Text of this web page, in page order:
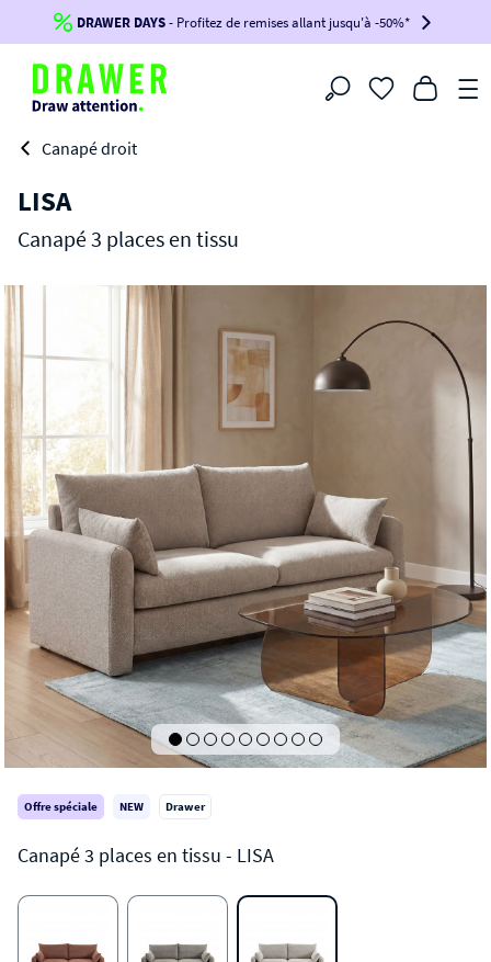
Jusqu'à-100€*sur votre commande !
BIKINI100
-voir conditions en bas de page-
DRAWER DAYS- Profitez de remises allant jusqu'à -50%*
Filtrer
Canapé droit
LISA
Canapé 3 places en tissu
Offre spéciale NEW Drawer
LISA
Canapé 3 places en tissu